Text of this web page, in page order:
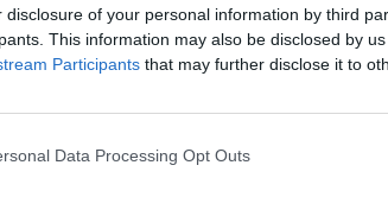
disclosure of your personal information by third
This information may also be disclosed by
Participants that may further disclose it to
Data Processing Opt Outs
Guarda l'archivio